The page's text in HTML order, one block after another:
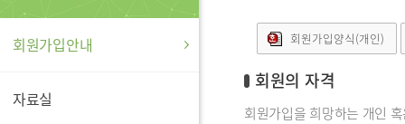
회원가입안내
자료실
회원가입양식(개인)
회원의 자격
회원가입을 희망하는 개인